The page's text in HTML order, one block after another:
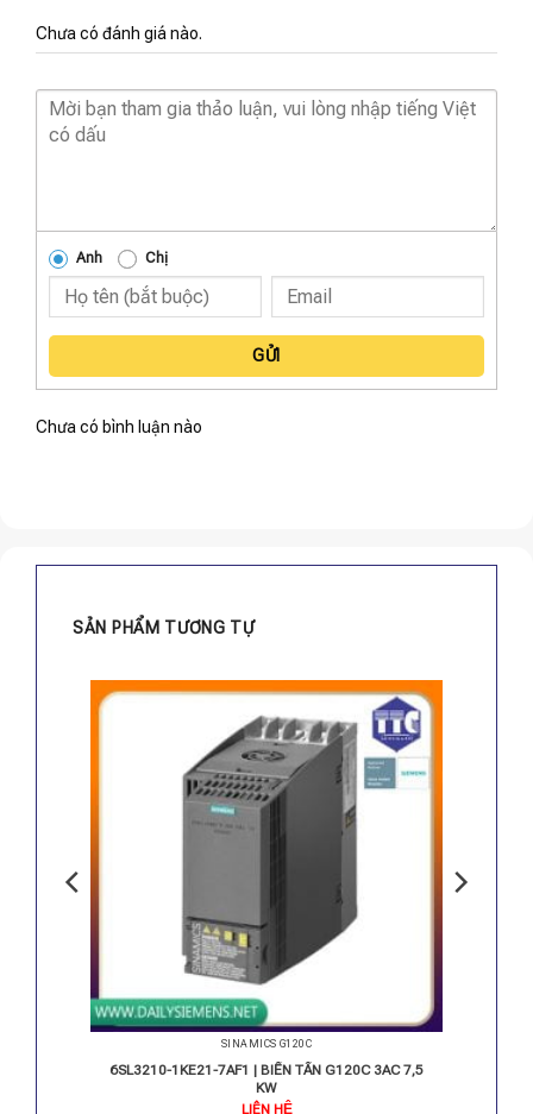
Chưa có đánh giá nào.
Anh Chị
GỬI
Chưa có bình luận nào
SẢN PHẨM TƯƠNG TỰ
SINAMICS G120C
6SL3210-1KE21-7AF1 | BIẾN TẦN G120C 3AC 7,5
KW
LIÊN HỆ